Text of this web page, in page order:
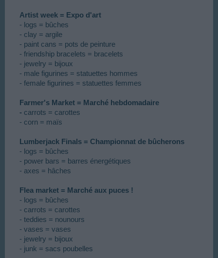
Artist week = Expo d'art
- logs = bûches
- clay = argile
- paint cans = pots de peinture
- friendship bracelets = bracelets
- jewelry = bijoux
- male figurines = statuettes hommes
- female figurines = statuettes femmes
Farmer's Market = Marché hebdomadaire
- carrots = carottes
- corn = maïs
Lumberjack Finals = Championnat de bûcherons
- logs = bûches
- power bars = barres énergétiques
- axes = hâches
Flea market = Marché aux puces !
- logs = bûches
- carrots = carottes
- teddies = nounours
- vases = vases
- jewelry = bijoux
- junk = sacs poubelles